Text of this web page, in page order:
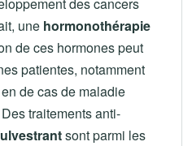
une hormonothérapie
de ces hormones peut
patientes, notamment
de cas de maladie
traitements anti-
sont parmi les